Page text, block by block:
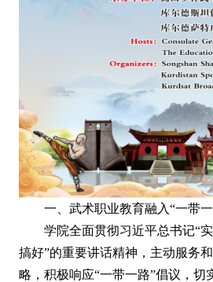
一、武术职业教育融入“一带
学院全面贯彻习近平总书记“
搞好”的重要讲话精神，主动服务
略，积极响应“一带一路”倡议，切